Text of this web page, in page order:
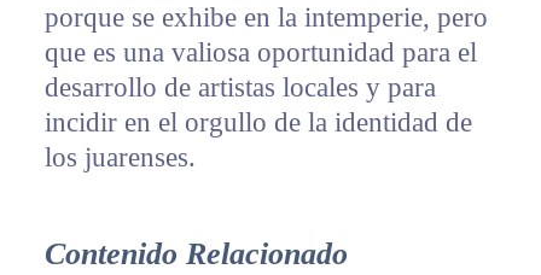
porque se exhibe en la intemperie, pero
que es una valiosa oportunidad para el
desarrollo de artistas locales y para
incidir en el orgullo de la identidad de
los juarenses.
Contenido Relacionado